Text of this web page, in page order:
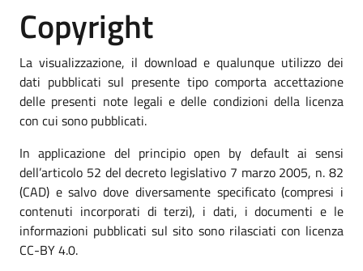
Copyright
La visualizzazione, il download e qualunque utilizzo dei
dati pubblicati sul presente tipo comporta accettazione
delle presenti note legali e delle condizioni della licenza
con cui sono pubblicati.
In applicazione del principio open by default ai sensi
dell’articolo 52 del decreto legislativo 7 marzo 2005, n. 82
(CAD) e salvo dove diversamente specificato (compresi i
contenuti incorporati di terzi), i dati, i documenti e le
informazioni pubblicati sul sito sono rilasciati con licenza
CC-BY 4.0.